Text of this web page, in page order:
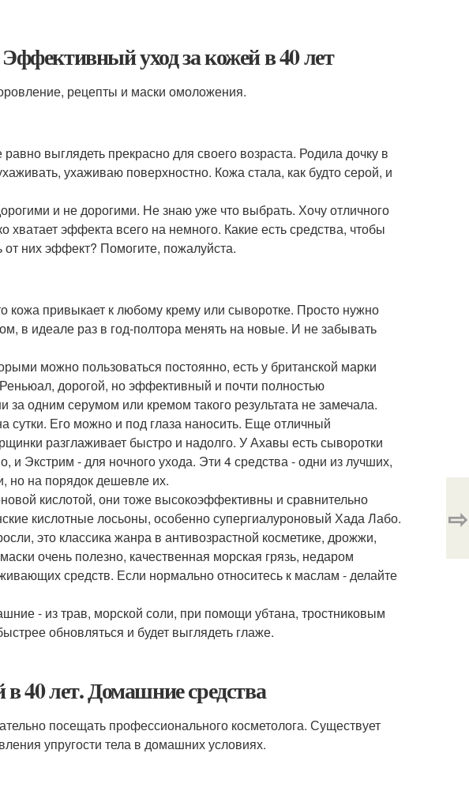
уход за кожей в 40 лет
рецепты и маски омоложения.
выглядеть прекрасно для своего возраста. Родила дочку в
ухаживаю поверхностно. Кожа стала, как будто серой, и
и не дорогими. Не знаю уже что выбрать. Хочу отличного
эффекта всего на немного. Какие есть средства, чтобы
них эффект? Помогите, пожалуйста.
кожа привыкает к любому крему или сыворотке. Просто нужно
в идеале раз в год-полтора менять на новые. И не забывать
можно пользоваться постоянно, есть у британской марки
дорогой, но эффективный и почти полностью
одним серумом или кремом такого результата не замечала.
сутки. Его можно и под глаза наносить. Еще отличный
разглаживает быстро и надолго. У Ахавы есть сыворотки
и Экстрим - для ночного ухода. Эти 4 средства - одни из лучших,
но на порядок дешевле их.
кислотой, они тоже высокоэффективны и сравнительно
кислотные лосьоны, особенно супергиалуроновый Хада Лабо.
это классика жанра в антивозрастной косметике, дрожжи,
очень полезно, качественная морская грязь, недаром
средств. Если нормально относитесь к маслам - делайте
- из трав, морской соли, при помощи убтана, тростниковым
обновляться и будет выглядеть глаже.
40 лет. Домашние средства
посещать профессионального косметолога. Существует
упругости тела в домашних условиях.
⇨